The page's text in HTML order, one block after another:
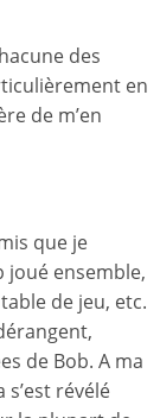
des
en
de m’en
que je
joué ensemble,
de jeu, etc.
de Bob. A ma
s’est révélé